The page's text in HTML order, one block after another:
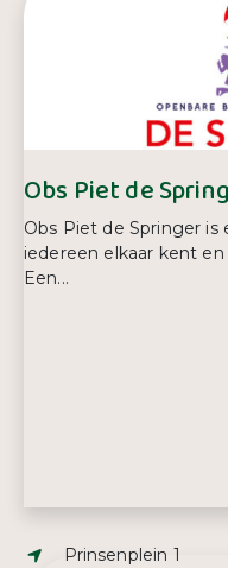
Obs Piet de
Obs Piet de Springer is
iedereen elkaar kent
Een...
Adres:
Prinsenplein 1